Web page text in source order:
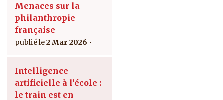
Menaces sur la
philanthropie
française
2 Mar 2026
Intelligence
artificielle à l’école :
le train est en